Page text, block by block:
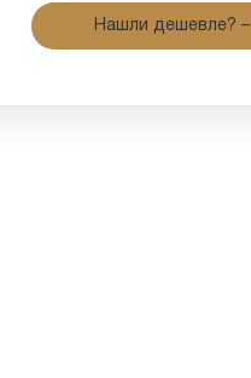
Нашли дешевле? –